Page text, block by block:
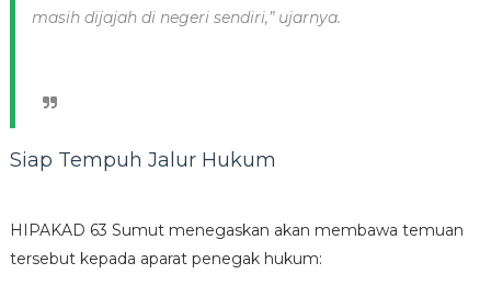
masih dijajah di negeri sendiri,” ujarnya.
Siap Tempuh Jalur Hukum
HIPAKAD 63 Sumut menegaskan akan membawa temuan
tersebut kepada aparat penegak hukum: